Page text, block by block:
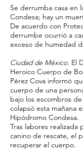
Se derrumba casa en
Condesa; hay un
De acuerdo con
derrumbe ocurrió a
exceso de humedad
Ciudad de México. El
Heroico Cuerpo de
Pérez Cova informó
cuerpo de una
bajo los escombros
colapsó esta mañana
Hipódromo Condesa.
Tras labores realizada
canino de rescate, el
recuperar el cuerpo.